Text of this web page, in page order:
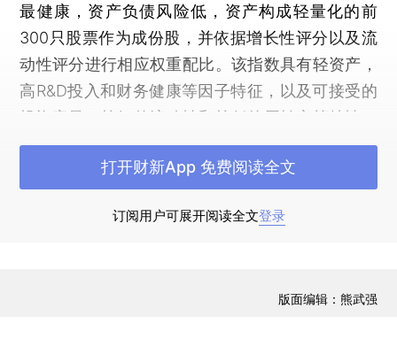
最健康，资产负债风险低，资产构成轻量化的前
300只股票作为成份股，并依据增长性评分以及流
动性评分进行相应权重配比。该指数具有轻资产，
高R&D投入和财务健康等因子特征，以及可接受的
投资容量，较好的流动性和较低的周转率等特性。
中证财新锐联新动能指数的特色，在于能反映中国
新经济产业成长走势，消费科技类轻资产、高研发
国新经济增长的红利。订阅用户可展开阅读全文登录
打开财新App 免费阅读全文
版面编辑：熊武强